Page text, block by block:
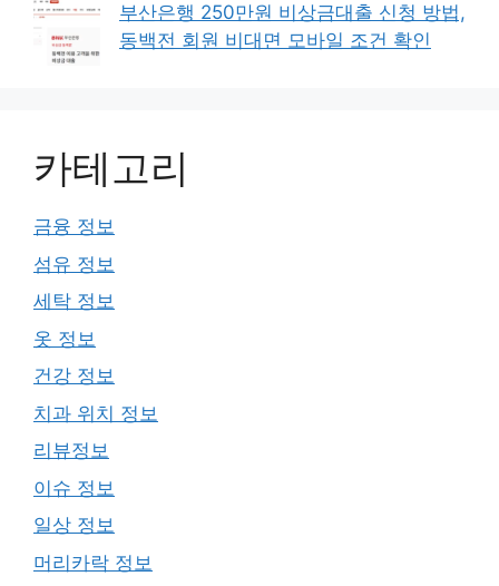
부산은행 250만원 비상금대출 신청 방법,
동백전 회원 비대면 모바일 조건 확인
카테고리
금융 정보
섬유 정보
세탁 정보
옷 정보
건강 정보
치과 위치 정보
리뷰정보
이슈 정보
일상 정보
머리카락 정보